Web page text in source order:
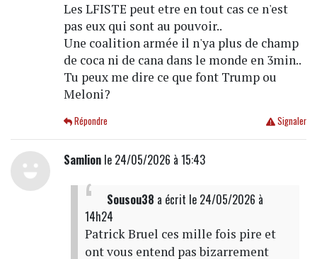
Les LFISTE peut etre en tout cas ce n'est
pas eux qui sont au pouvoir..
Une coalition armée il n'ya plus de champ
de coca ni de cana dans le monde en 3min..
Tu peux me dire ce que font Trump ou
Meloni?
Signaler
Répondre
Samlionle 24/05/2026 à 15:43
Sousou38 a écrit le 24/05/2026 à
14h24
Patrick Bruel ces mille fois pire et
ont vous entend pas bizarrement